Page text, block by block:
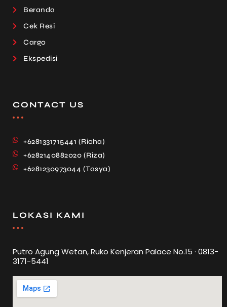
Beranda
Cek Resi
Cargo
Ekspedisi
CONTACT US
+6281331715441 (Richa)
+6282140882020 (Riza)
+6281230973044 (Tasya)
LOKASI KAMI
Putro Agung Wetan, Ruko Kenjeran Palace No.15 · 0813-
3171-5441